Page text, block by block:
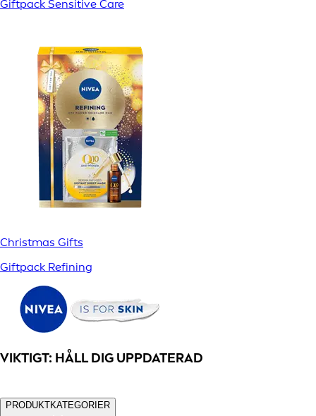
Giftpack Sensitive Care
Christmas Gifts
Giftpack Refining
VIKTIGT: HÅLL DIG UPPDATERAD
PRODUKTKATEGORIER